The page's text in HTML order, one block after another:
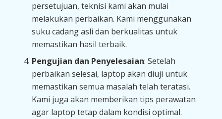
persetujuan, teknisi kami akan mulai
melakukan perbaikan. Kami menggunakan
suku cadang asli dan berkualitas untuk
memastikan hasil terbaik.
Pengujian dan Penyelesaian: Setelah
perbaikan selesai, laptop akan diuji untuk
memastikan semua masalah telah teratasi.
Kami juga akan memberikan tips perawatan
agar laptop tetap dalam kondisi optimal.